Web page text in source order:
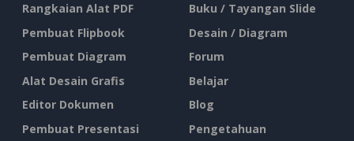
Rangkaian Alat PDF
Pembuat Flipbook
Pembuat Diagram
Alat Desain Grafis
Editor Dokumen
Pembuat Presentasi
Buku / Tayangan Slide
Desain / Diagram
Forum
Belajar
Blog
Pengetahuan